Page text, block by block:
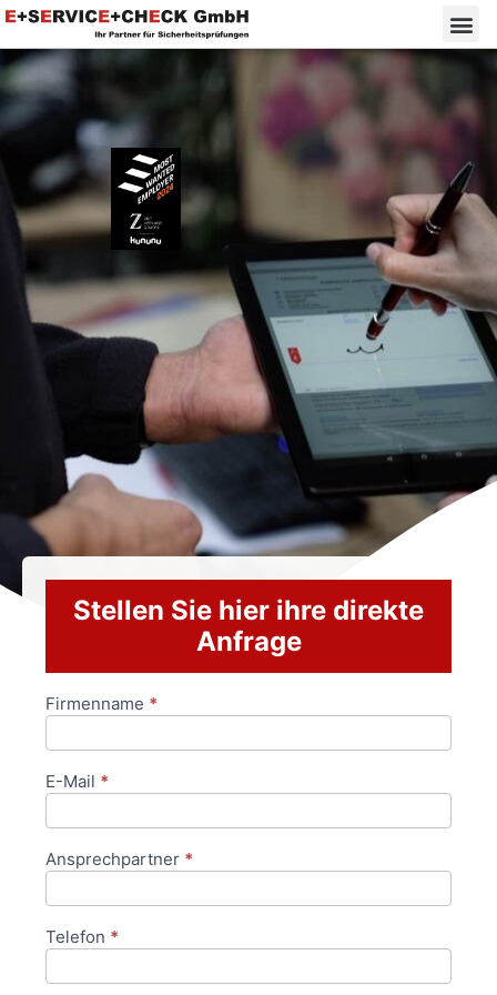
Stellen Sie hier ihre direkte
Anfrage
Anfrageformular
Firmenname *
E-Mail *
Ansprechpartner *
Telefon *